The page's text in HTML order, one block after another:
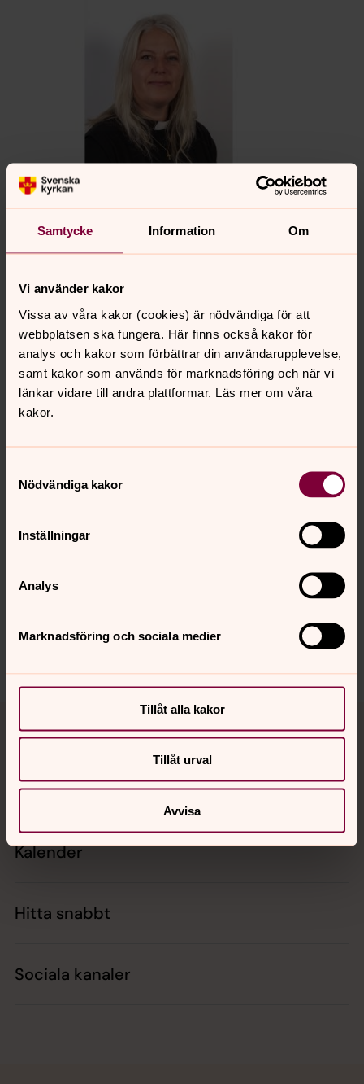
Samtycke Information Om
Vi använder kakor
Vissa av våra kakor (cookies) är nödvändiga för att
webbplatsen ska fungera. Här finns också kakor för
analys och kakor som förbättrar din användarupplevelse,
samt kakor som används för marknadsföring och när vi
länkar vidare till andra plattformar. Läs mer om våra
kakor.
Nödvändiga kakor
Inställningar
Analys
Marknadsföring och sociala medier
Tillåt alla kakor
Tillåt urval
Avvisa
Foto: Olle Thoors
Maria Smeds
Foto: Olle Thoors
Synpunkter eller frågor på sidans
jukkasjarvi.forsamling@svenskakyrkan.se
Kontakt
Kalender
Hitta snabbt
Sociala kanaler